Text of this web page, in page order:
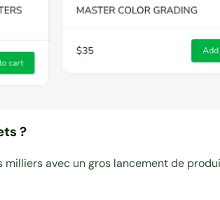
?
avec un gros lancement de